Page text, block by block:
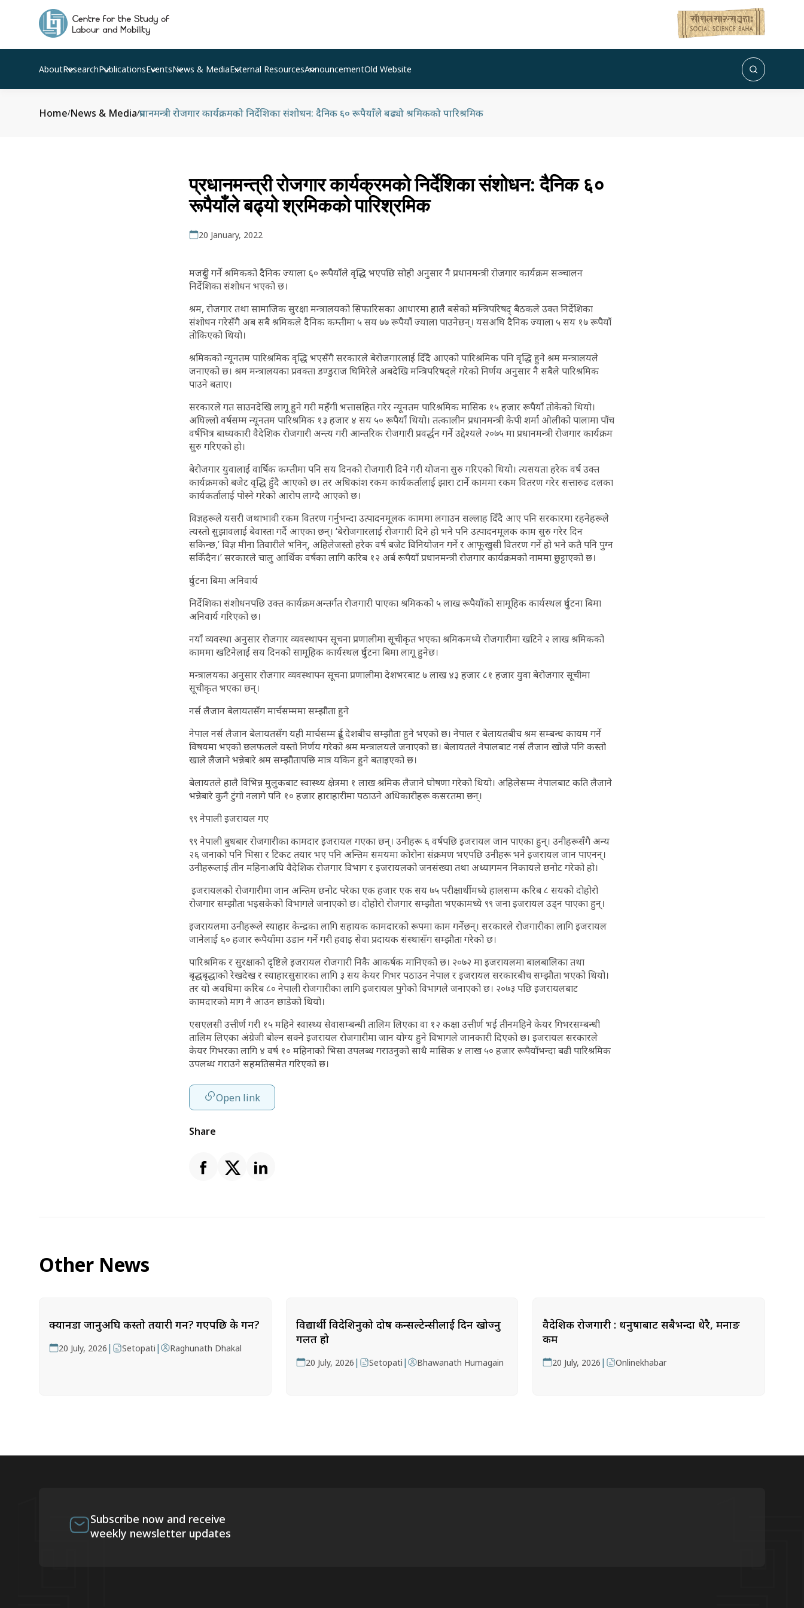
AboutResearchPublicationsEventsNews & MediaExternal ResourcesAnnouncementOld Website
Home/News & Media/प्रधानमन्त्री रोजगार कार्यक्रमको निर्देशिका संशोधन: दैनिक ६० रूपैयाँले बढ्यो श्रमिकको पारिश्रमिक
प्रधानमन्त्री रोजगार कार्यक्रमको निर्देशिका संशोधन: दैनिक ६०
रूपैयाँले बढ्यो श्रमिकको पारिश्रमिक
20 January, 2022
मजदुरी गर्ने श्रमिकको दैनिक ज्याला ६० रूपैयाँले वृद्धि भएपछि सोही अनुसार नै प्रधानमन्त्री रोजगार कार्यक्रम सञ्चालन
निर्देशिका संशोधन भएको छ।
श्रम, रोजगार तथा सामाजिक सुरक्षा मन्त्रालयको सिफारिसका आधारमा हालै बसेको मन्त्रिपरिषद् बैठकले उक्त निर्देशिका
संशोधन गरेसँगै अब सबै श्रमिकले दैनिक कम्तीमा ५ सय ७७ रूपैयाँ ज्याला पाउनेछन्। यसअघि दैनिक ज्याला ५ सय १७ रूपैयाँ
तोकिएको थियो।
श्रमिकको न्यूनतम पारिश्रमिक वृद्धि भएसँगै सरकारले बेरोजगारलाई दिँदै आएको पारिश्रमिक पनि वृद्धि हुने श्रम मन्त्रालयले
जनाएको छ। श्रम मन्त्रालयका प्रवक्ता डण्डुराज घिमिरेले अबदेखि मन्त्रिपरिषद्ले गरेको निर्णय अनुसार नै सबैले पारिश्रमिक
पाउने बताए।
सरकारले गत साउनदेखि लागू हुने गरी महँगी भत्तासहित गरेर न्यूनतम पारिश्रमिक मासिक १५ हजार रूपैयाँ तोकेको थियो।
अघिल्लो वर्षसम्म न्यूनतम पारिश्रमिक १३ हजार ४ सय ५० रूपैयाँ थियो। तत्कालीन प्रधानमन्त्री केपी शर्मा ओलीको पालामा पाँच
वर्षभित्र बाध्यकारी वैदेशिक रोजगारी अन्त्य गरी आन्तरिक रोजगारी प्रवर्द्धन गर्ने उद्देश्यले २०७५ मा प्रधानमन्त्री रोजगार कार्यक्रम
सुरु गरिएको हो।
बेरोजगार युवालाई वार्षिक कम्तीमा पनि सय दिनको रोजगारी दिने गरी योजना सुरु गरिएको थियो। त्यसयता हरेक वर्ष उक्त
कार्यक्रमको बजेट वृद्धि हुँदै आएको छ। तर अधिकांश रकम कार्यकर्तालाई झारा टार्ने काममा रकम वितरण गरेर सत्तारुढ दलका
कार्यकर्तालाई पोस्ने गरेको आरोप लाग्दै आएको छ।
विज्ञहरूले यसरी जथाभावी रकम वितरण गर्नुभन्दा उत्पादनमूलक काममा लगाउन सल्लाह दिँदै आए पनि सरकारमा रहनेहरूले
त्यस्तो सुझावलाई बेवास्ता गर्दै आएका छन्। ‘बेरोजगारलाई रोजगारी दिने हो भने पनि उत्पादनमूलक काम सुरु गरेर दिन
सकिन्छ,’ विज्ञ मीना तिवारीले भनिन्, अहिलेजस्तो हरेक वर्ष बजेट विनियोजन गर्ने र आफूखुसी वितरण गर्ने हो भने कतै पनि पुग्न
सकिँदैन।’ सरकारले चालु आर्थिक वर्षका लागि करिब १२ अर्ब रूपैयाँ प्रधानमन्त्री रोजगार कार्यक्रमको नाममा छुट्टाएको छ।
दुर्घटना बिमा अनिवार्य
निर्देशिका संशोधनपछि उक्त कार्यक्रमअन्तर्गत रोजगारी पाएका श्रमिकको ५ लाख रूपैयाँको सामूहिक कार्यस्थल दुर्घटना बिमा
अनिवार्य गरिएको छ।
नयाँ व्यवस्था अनुसार रोजगार व्यवस्थापन सूचना प्रणालीमा सूचीकृत भएका श्रमिकमध्ये रोजगारीमा खटिने २ लाख श्रमिकको
काममा खटिनेलाई सय दिनको सामूहिक कार्यस्थल दुर्घटना बिमा लागू हुनेछ।
मन्त्रालयका अनुसार रोजगार व्यवस्थापन सूचना प्रणालीमा देशभरबाट ७ लाख ४३ हजार ८१ हजार युवा बेरोजगार सूचीमा
सूचीकृत भएका छन्।
नर्स लैजान बेलायतसँग मार्चसम्ममा सम्झौता हुने
नेपाल नर्स लैजान बेलायतसँग यही मार्चसम्म दुई देशबीच सम्झौता हुने भएको छ। नेपाल र बेलायतबीच श्रम सम्बन्ध कायम गर्ने
विषयमा भएको छलफलले यस्तो निर्णय गरेको श्रम मन्त्रालयले जनाएको छ। बेलायतले नेपालबाट नर्स लैजान खोजे पनि कस्तो
खाले लैजाने भन्नेबारे श्रम सम्झौतापछि मात्र यकिन हुने बताइएको छ।
बेलायतले हालै विभिन्न मुलुकबाट स्वास्थ्य क्षेत्रमा १ लाख श्रमिक लैजाने घोषणा गरेको थियो। अहिलेसम्म नेपालबाट कति लैजाने
भन्नेबारे कुनै टुंगो नलागे पनि १० हजार हाराहारीमा पठाउने अधिकारीहरू कसरतमा छन्।
९९ नेपाली इजरायल गए
९९ नेपाली बुधबार रोजगारीका कामदार इजरायल गएका छन्। उनीहरू ६ वर्षपछि इजरायल जान पाएका हुन्। उनीहरूसँगै अन्य
२६ जनाको पनि भिसा र टिकट तयार भए पनि अन्तिम समयमा कोरोना संक्रमण भएपछि उनीहरू भने इजरायल जान पाएनन्।
उनीहरूलाई तीन महिनाअघि वैदेशिक रोजगार विभाग र इजरायलको जनसंख्या तथा अध्यागमन निकायले छनोट गरेको हो।
इजरायलको रोजगारीमा जान अन्तिम छनोट परेका एक हजार एक सय ७५ परीक्षार्थीमध्ये हालसम्म करिब ८ सयको दोहोरो
रोजगार सम्झौता भइसकेको विभागले जनाएको छ। दोहोरो रोजगार सम्झौता भएकामध्ये ९९ जना इजरायल उड्न पाएका हुन्।
इजरायलमा उनीहरूले स्याहार केन्द्रका लागि सहायक कामदारको रूपमा काम गर्नेछन्। सरकारले रोजगारीका लागि इजरायल
जानेलाई ६० हजार रूपैयाँमा उडान गर्ने गरी हवाइ सेवा प्रदायक संस्थासँग सम्झौता गरेको छ।
पारिश्रमिक र सुरक्षाको दृष्टिले इजरायल रोजगारी निकै आकर्षक मानिएको छ। २०७२ मा इजरायलमा बालबालिका तथा
बृद्धबृद्धाको रेखदेख र स्याहारसुसारका लागि ३ सय केयर गिभर पठाउन नेपाल र इजरायल सरकारबीच सम्झौता भएको थियो।
तर यो अवधिमा करिब ८० नेपाली रोजगारीका लागि इजरायल पुगेको विभागले जनाएको छ। २०७३ पछि इजरायलबाट
कामदारको माग नै आउन छाडेको थियो।
एसएलसी उत्तीर्ण गरी १५ महिने स्वास्थ्य सेवासम्बन्धी तालिम लिएका वा १२ कक्षा उत्तीर्ण भई तीनमहिने केयर गिभरसम्बन्धी
तालिम लिएका अंग्रेजी बोल्न सक्ने इजरायल रोजगारीमा जान योग्य हुने विभागले जानकारी दिएको छ। इजरायल सरकारले
केयर गिभरका लागि ४ वर्ष १० महिनाको भिसा उपलब्ध गराउनुको साथै मासिक ४ लाख ५० हजार रूपैयाँभन्दा बढी पारिश्रमिक
उपलब्ध गराउने सहमतिसमेत गरिएको छ।
Open link
Share
Other News
क्यानडा जानुअघि कस्तो तयारी गर्ने? गएपछि के गर्ने?
20 July, 2026 | Setopati | Raghunath Dhakal
विद्यार्थी विदेशिनुको दोष कन्सल्टेन्सीलाई दिन खोज्नु
गलत हो
20 July, 2026 | Setopati | Bhawanath Humagain
वैदेशिक रोजगारी : धनुषाबाट सबैभन्दा धेरै, मनाङ
कम
20 July, 2026 | Onlinekhabar
Subscribe now and receive
weekly newsletter updates